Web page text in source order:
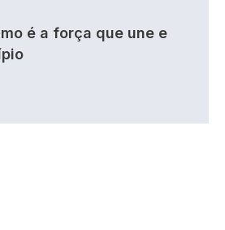
é a força que une e